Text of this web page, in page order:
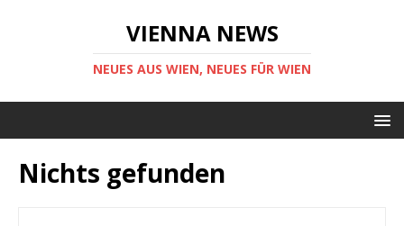
VIENNA NEWS
NEUES AUS WIEN, NEUES FÜR WIEN
Nichts gefunden